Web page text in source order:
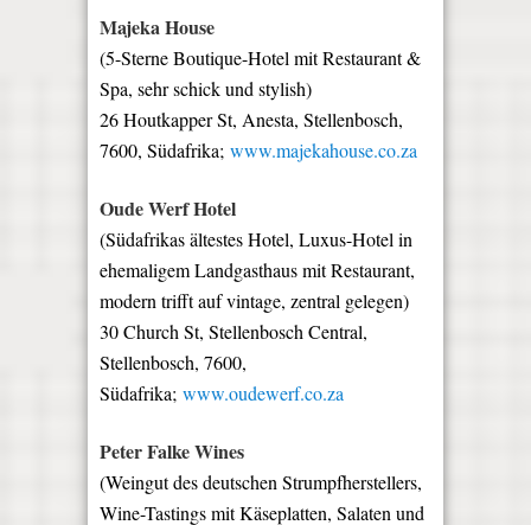
Majeka House
(5-Sterne Boutique-Hotel mit Restaurant &
Spa, sehr schick und stylish)
26 Houtkapper St, Anesta, Stellenbosch,
7600, Südafrika; www.majekahouse.co.za
Oude Werf Hotel
(Südafrikas ältestes Hotel, Luxus-Hotel in
ehemaligem Landgasthaus mit Restaurant,
modern trifft auf vintage, zentral gelegen)
30 Church St, Stellenbosch Central,
Stellenbosch, 7600,
Südafrika; www.oudewerf.co.za
Peter Falke Wines
(Weingut des deutschen Strumpfherstellers,
Wine-Tastings mit Käseplatten, Salaten und